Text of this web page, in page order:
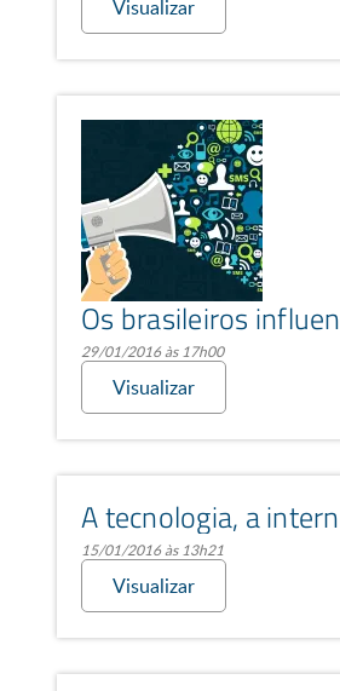
Visualizar
Os brasileiros
29/01/2016 às 17h00
Visualizar
A tecnologia, a
15/01/2016 às 13h21
Visualizar